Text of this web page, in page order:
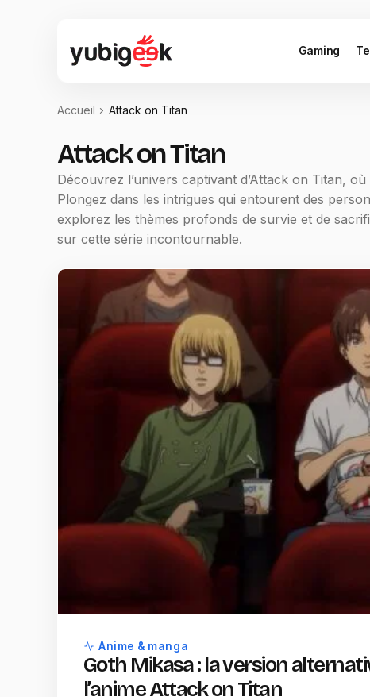
Gaming
Accueil Attack on Titan
Attack on Titan
Découvrez l’univers captivant d’Attack on Titan,
Plongez dans les intrigues qui entourent des
explorez les thèmes profonds de survie et de
sur cette série incontournable.
Anime & manga
Goth Mikasa : la version
l’anime Attack on Titan